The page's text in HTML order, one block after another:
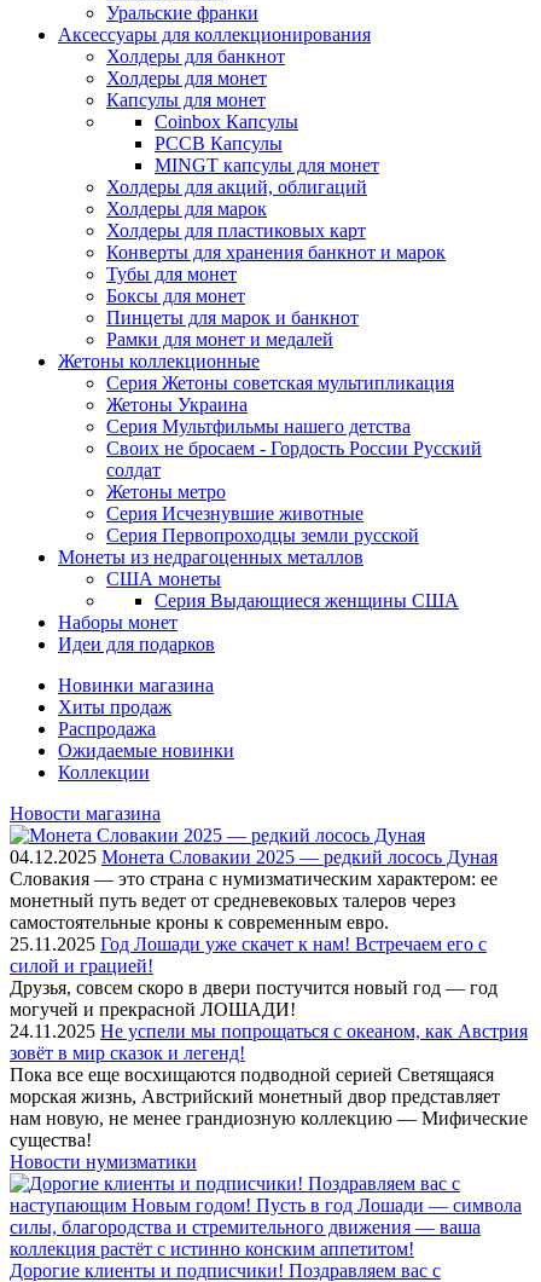
Уральские франки
Аксессуары для коллекционирования
Холдеры для банкнот
Холдеры для монет
Капсулы для монет
Coinbox Капсулы
РССВ Капсулы
MINGT капсулы для монет
Холдеры для акций, облигаций
Холдеры для марок
Холдеры для пластиковых карт
Конверты для хранения банкнот и марок
Тубы для монет
Боксы для монет
Пинцеты для марок и банкнот
Рамки для монет и медалей
Жетоны коллекционные
Серия Жетоны советская мультипликация
Жетоны Украина
Серия Мультфильмы нашего детства
Своих не бросаем - Гордость России Русский
солдат
Жетоны метро
Серия Исчезнувшие животные
Серия Первопроходцы земли русской
Монеты из недрагоценных металлов
США монеты
Серия Выдающиеся женщины США
Наборы монет
Идеи для подарков
Новинки магазина
Хиты продаж
Распродажа
Ожидаемые новинки
Коллекции
Новости магазина
04.12.2025 Монета Словакии 2025 — редкий лосось Дуная
Словакия — это страна с нумизматическим характером: ее
монетный путь ведет от средневековых талеров через
самостоятельные кроны к современным евро.
25.11.2025 Год Лошади уже скачет к нам! Встречаем его с
силой и грацией!
Друзья, совсем скоро в двери постучится новый год — год
могучей и прекрасной ЛОШАДИ!
24.11.2025 Не успели мы попрощаться с океаном, как Австрия
зовёт в мир сказок и легенд!
Пока все еще восхищаются подводной серией Светящаяся
морская жизнь, Австрийский монетный двор представляет
нам новую, не менее грандиозную коллекцию — Мифические
существа!
Новости нумизматики
Дорогие клиенты и подписчики! Поздравляем вас с